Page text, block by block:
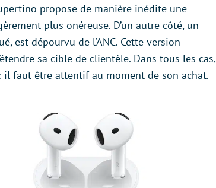
propose de manière inédite une
plus onéreuse. D’un autre côté, un
est dépourvu de l’ANC. Cette version
sa cible de clientèle. Dans tous les cas,
il faut être attentif au moment de son achat.